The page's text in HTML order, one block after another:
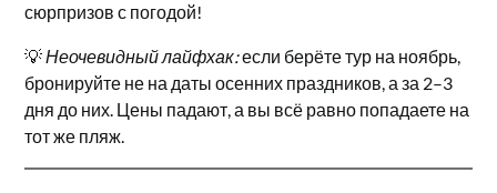
сюрпризов с погодой!
💡Неочевидный лайфхак:если берёте тур на ноябрь,
бронируйте не на даты осенних праздников, а за 2–3
дня до них. Цены падают, а вы всё равно попадаете на
тот же пляж.